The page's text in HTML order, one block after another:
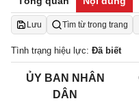
Lưu Tìm từ trong trang
Tình trạng hiệu lực: Đã biết
ỦY BAN NHÂN
DÂN